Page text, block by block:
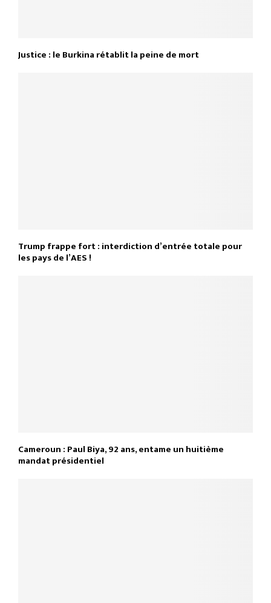
Justice : le Burkina rétablit la peine de mort
Trump frappe fort : interdiction d’entrée totale pour
les pays de l’AES !
Cameroun : Paul Biya, 92 ans, entame un huitième
mandat présidentiel